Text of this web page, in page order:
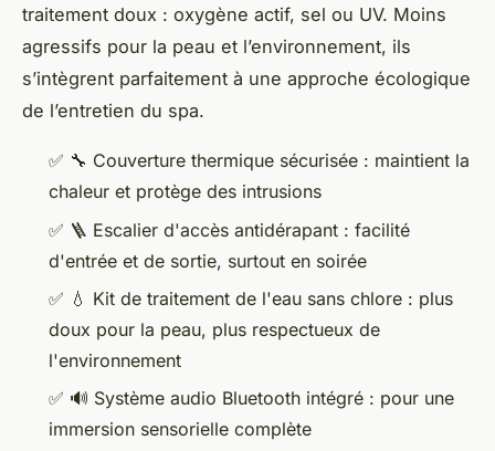
traitement doux : oxygène actif, sel ou UV. Moins
agressifs pour la peau et l’environnement, ils
s’intègrent parfaitement à une approche écologique
de l’entretien du spa.
✅ 🔧 Couverture thermique sécurisée : maintient la
chaleur et protège des intrusions
✅ 🪜 Escalier d'accès antidérapant : facilité
d'entrée et de sortie, surtout en soirée
✅ 💧 Kit de traitement de l'eau sans chlore : plus
doux pour la peau, plus respectueux de
l'environnement
✅ 🔊 Système audio Bluetooth intégré : pour une
immersion sensorielle complète